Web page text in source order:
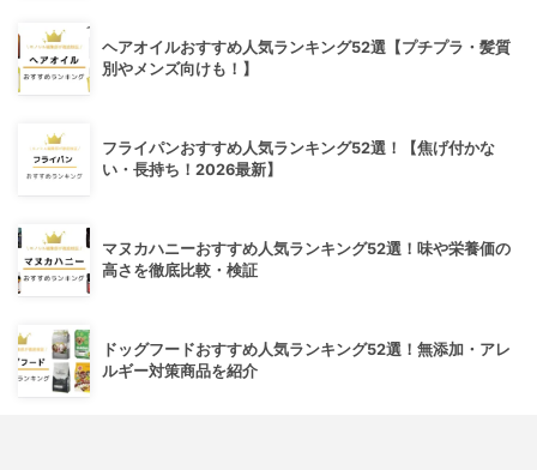
ヘアオイルおすすめ人気ランキング52選【プチプラ・髪質
別やメンズ向けも！】
フライパンおすすめ人気ランキング52選！【焦げ付かな
い・長持ち！2026最新】
マヌカハニーおすすめ人気ランキング52選！味や栄養価の
高さを徹底比較・検証
ドッグフードおすすめ人気ランキング52選！無添加・アレ
ルギー対策商品を紹介